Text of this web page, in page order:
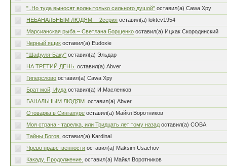
"..Но туда выносят волнытолько сильного душой" оставил(а) Cawa Xpy
НЕБАНАЛЬНЫМ ЛЮДЯМ -- 2серия оставил(а) loktev1954
Марсианская рыба – Светлана Борщенко оставил(а) Ицхак Скородинский
Черный ящик оставил(а) Eudoxie
"Шафуля-Баку" оставил(а) Эльдар
НА ТРЕТИЙ ДЕНЬ. оставил(а) Abver
Гиперслово оставил(а) Cawa Xpy
Брат мой, Иуда оставил(а) И.Масленков
БАНАЛЬНЫМ ЛЮДЯМ. оставил(а) Abver
Отоварка в Сингапуре оставил(а) Майкл Воротников
Моя страна - тарелка, или Тридцать лет тому назад оставил(а) СОВА
Тайны Богов. оставил(а) Kardinal
Чрево нравственности оставил(а) Maksim Usachov
Какаду. Продолжение. оставил(а) Майкл Воротников